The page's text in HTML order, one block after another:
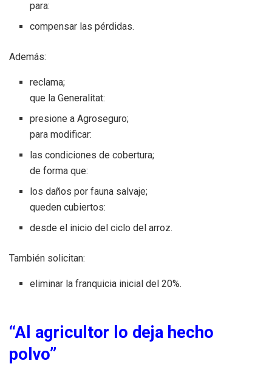
para:
compensar las pérdidas.
Además:
reclama;
que la Generalitat:
presione a Agroseguro;
para modificar:
las condiciones de cobertura;
de forma que:
los daños por fauna salvaje;
queden cubiertos:
desde el inicio del ciclo del arroz.
También solicitan:
eliminar la franquicia inicial del 20%.
“Al agricultor lo deja hecho
polvo”